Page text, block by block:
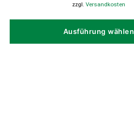
zzgl. Versandkosten
Ausführung wählen